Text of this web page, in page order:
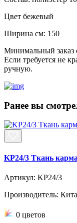
Цвет бежевый
Ширина см: 150
Минимальный заказ
Если требуется не
ручную.
Ранее вы
KP24/3 Ткань
Артикул: KP24/3
Производитель:
0 цветов